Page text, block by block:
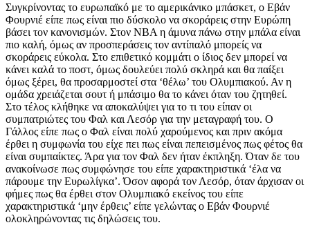
Συγκρίνοντας το ευρωπαϊκό με το αμερικάνικο μπάσκετ, ο Εβάν
Φουρνιέ είπε πως είναι πιο δύσκολο να σκοράρεις στην Ευρώπη
βάσει τον κανονισμών. Στον ΝΒΑ η άμυνα πάνω στην μπάλα είναι
πιο καλή, όμως αν προσπεράσεις τον αντίπαλό μπορείς να
σκοράρεις εύκολα. Στο επιθετικό κομμάτι ο ίδιος δεν μπορεί να
κάνει καλά το ποστ, όμως δουλεύει πολύ σκληρά και θα παίξει
όμως ξέρει, θα προσαρμοστεί στα ‘θέλω’ του Ολυμπιακού. Αν η
ομάδα χρειάζεται σουτ ή μπάσιμο θα το κάνει όταν του ζητηθεί.
Στο τέλος κλήθηκε να αποκαλύψει για το τι του είπαν οι
συμπατριώτες του Φαλ και Λεσόρ για την μεταγραφή του. Ο
Γάλλος είπε πως ο Φαλ είναι πολύ χαρούμενος και πριν ακόμα
έρθει η συμφωνία του είχε πει πως είναι πεπεισμένος πως φέτος θα
είναι συμπαίκτες. Άρα για τον Φαλ δεν ήταν έκπληξη. Όταν δε του
ανακοίνωσε πως συμφώνησε του είπε χαρακτηριστικά ‘έλα να
πάρουμε την Ευρωλίγκα’. Όσον αφορά τον Λεσόρ, όταν άρχισαν οι
φήμες πως θα έρθει στον Ολυμπιακό εκείνος του είπε
χαρακτηριστικά ‘μην έρθεις’ είπε γελώντας ο Εβάν Φουρνιέ
ολοκληρώνοντας τις δηλώσεις του.